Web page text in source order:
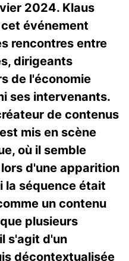
2024. Klaus
événement
rencontres entre
dirigeants
de l'économie
ses intervenants.
de contenus
mis en scène
où il semble
d'une apparition
la séquence était
un contenu
plusieurs
s'agit d'un
décontextualisée